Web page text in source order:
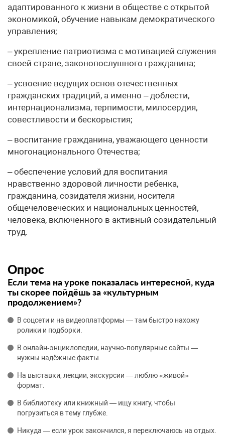
адаптированного к жизни в обществе с открытой
экономикой, обучение навыкам демократического
управления;
– укрепление патриотизма с мотивацией служения
своей стране, законопослушного гражданина;
– усвоение ведущих основ отечественных
гражданских традиций, а именно – доблести,
интернационализма, терпимости, милосердия,
совестливости и бескорыстия;
– воспитание гражданина, уважающего ценности
многонационального Отечества;
– обеспечение условий для воспитания
нравственно здоровой личности ребенка,
гражданина, созидателя жизни, носителя
общечеловеческих и национальных ценностей,
человека, включенного в активный созидательный
труд.
Опрос
Если тема на уроке показалась интересной, куда
ты скорее пойдёшь за «культурным
продолжением»?
В соцсети и на видеоплатформы — там быстро нахожу
ролики и подборки.
В онлайн‑энциклопедии, научно‑популярные сайты —
нужны надёжные факты.
На выставки, лекции, экскурсии — люблю «живой»
формат.
В библиотеку или книжный — ищу книгу, чтобы
погрузиться в тему глубже.
Никуда — если урок закончился, я переключаюсь на отдых.